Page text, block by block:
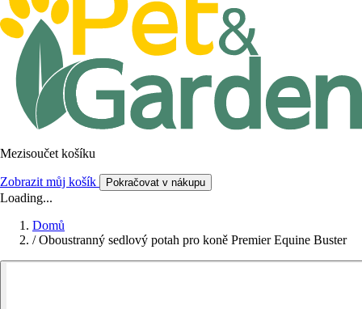
Mezisoučet košíku
Zobrazit můj košík Pokračovat v nákupu
Loading...
Domů
/ Oboustranný sedlový potah pro koně Premier Equine Buster